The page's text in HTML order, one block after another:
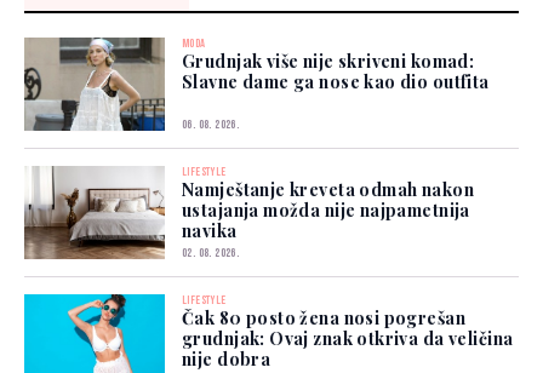
MODA
Grudnjak više nije skriveni komad:
Slavne dame ga nose kao dio outfita
06. 08. 2026.
LIFESTYLE
Namještanje kreveta odmah nakon
ustajanja možda nije najpametnija
navika
02. 08. 2026.
LIFESTYLE
Čak 80 posto žena nosi pogrešan
grudnjak: Ovaj znak otkriva da veličina
nije dobra